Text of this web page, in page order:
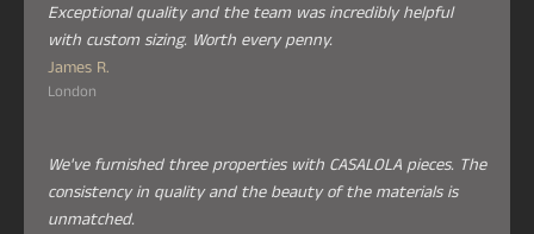
Exceptional quality and the team was incredibly helpful
with custom sizing. Worth every penny.
James R.
London
We've furnished three properties with CASALOLA pieces. The
consistency in quality and the beauty of the materials is
unmatched.